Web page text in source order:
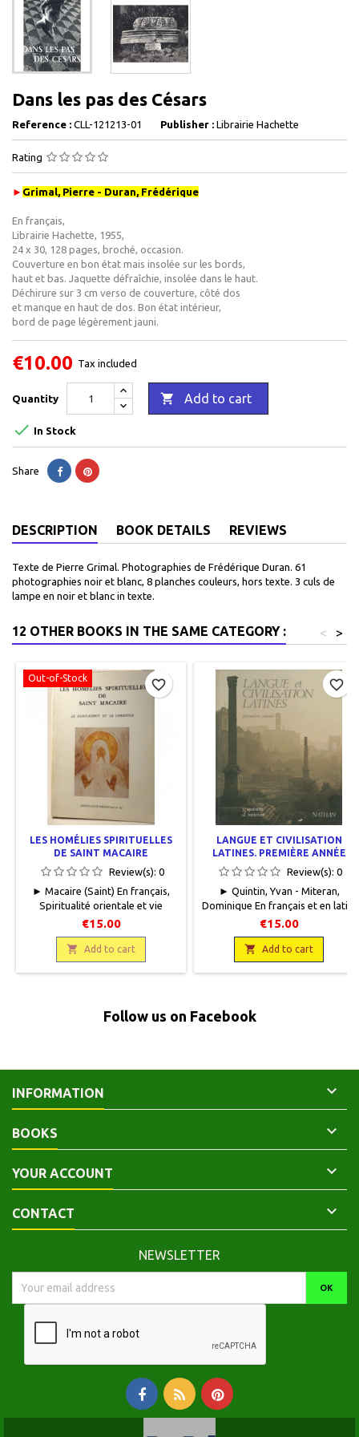
Dans les pas des Césars
Reference : CLL-121213-01 Publisher : Librairie Hachette
Rating
► Grimal, Pierre - Duran, Frédérique
En français ,
Librairie Hachette , 1955 ,
24 x 30 , 128 pages , broché, occasion.
Couverture en bon état mais insolée sur les bords,
haut et bas. Jaquette défraîchie, insolée dans le haut.
Déchirure sur 3 cm verso de couverture, côté dos
et manque en haut de dos. Bon état intérieur,
bord de page légèrement jauni.
€10.00 Tax included
Quantity  Add to cart
 In Stock
Share
DESCRIPTION BOOK DETAILS REVIEWS
Texte de Pierre Grimal. Photographies de Frédérique Duran. 61
photographies noir et blanc, 8 planches couleurs, hors texte. 3 culs de
lampe en noir et blanc in texte.
12 OTHER BOOKS IN THE SAME CATEGORY : >
<
Out-of-Stock
LES HOMÉLIES SPIRITUELLES
DE SAINT MACAIRE
Review(s): 0
► Macaire (Saint) En français,
Spiritualité orientale et vie
monastique n° 40, Abbay de
Bellefontaine, 1984, 15 x 21, 423
pages, broché, occasion.Bon
état. Dos légèrement
insolé.9782855890401
€15.00
 Add to cart
favorite_border
LANGUE ET CIVILISATION
LATINES. PREMIÈRE ANNÉE
Review(s): 0
► Quintin, Yvan - Miteran,
Dominique En français et en latin,
Fernand Nathan, 1979, 19 x 23,
224 pages, relié, occasion. Bon
état. Quelques marques de
frottements sur la couverture.
Mention spécimen et tampon de
€15.00
 Add to cart
favorite_border
Follow us on Facebook
INFORMATION 
BOOKS 
YOUR ACCOUNT 
CONTACT 
NEWSLETTER